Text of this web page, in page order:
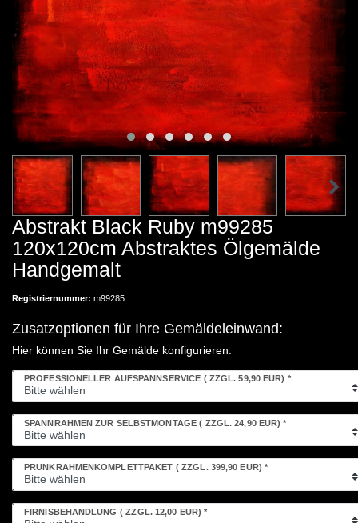
Abstrakt Black Ruby m99285
120x120cm Abstraktes Ölgemälde
Handgemalt
Registriernummer: m99285
Zusatzoptionen für Ihre Gemäldeleinwand:
Hier können Sie Ihr Gemälde konfigurieren.
PROFESSIONELLER AUFSPANNSERVICE ( ZZGL. 59,90 EUR) *
SPANNRAHMEN ZUR SELBSTMONTAGE ( ZZGL. 24,90 EUR)*
PRUNKRAHMENKOMPLETTPAKET ( ZZGL. 399,90 EUR) *
FIRNISBEHANDLUNG ( ZZGL. 12,00 EUR)*